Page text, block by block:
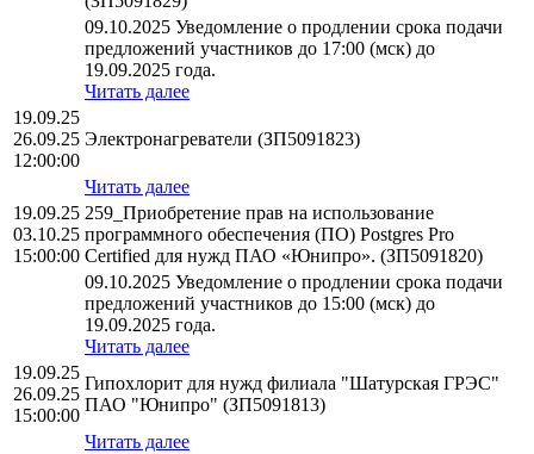
09.10.2025 Уведомление о продлении срока подачи
предложений участников до 17:00 (мск) до
19.09.2025 года.
Читать далее
19.09.25
26.09.25
12:00:00
Электронагреватели (ЗП5091823)
Читать далее
19.09.25
03.10.25
15:00:00
259_Приобретение прав на использование
программного обеспечения (ПО) Postgres Pro
Certified для нужд ПАО «Юнипро». (ЗП5091820)
09.10.2025 Уведомление о продлении срока подачи
предложений участников до 15:00 (мск) до
19.09.2025 года.
Читать далее
19.09.25
26.09.25
15:00:00
Гипохлорит для нужд филиала "Шатурская ГРЭС"
ПАО "Юнипро" (ЗП5091813)
Читать далее